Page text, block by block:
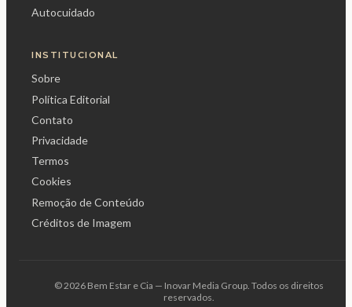
Autocuidado
INSTITUCIONAL
Sobre
Política Editorial
Contato
Privacidade
Termos
Cookies
Remoção de Conteúdo
Créditos de Imagem
© 2026 Bem Estar e Cia — Inovar Media Group. Todos os direitos
reservados.